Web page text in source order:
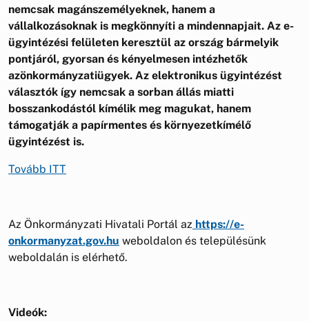
nemcsak magánszemélyeknek, hanem a
vállalkozásoknak is megkönnyíti a mindennapjait. Az e-
ügyintézési felületen keresztül az ország bármelyik
pontjáról, gyorsan és kényelmesen intézhetők
azönkormányzatiügyek. Az elektronikus ügyintézést
választók így nemcsak a sorban állás miatti
bosszankodástól kímélik meg magukat, hanem
támogatják a papírmentes és környezetkímélő
ügyintézést is.
Tovább ITT
Az Önkormányzati Hivatali Portál az https://e-
onkormanyzat.gov.hu weboldalon és településünk
weboldalán is elérhető.
Videók: